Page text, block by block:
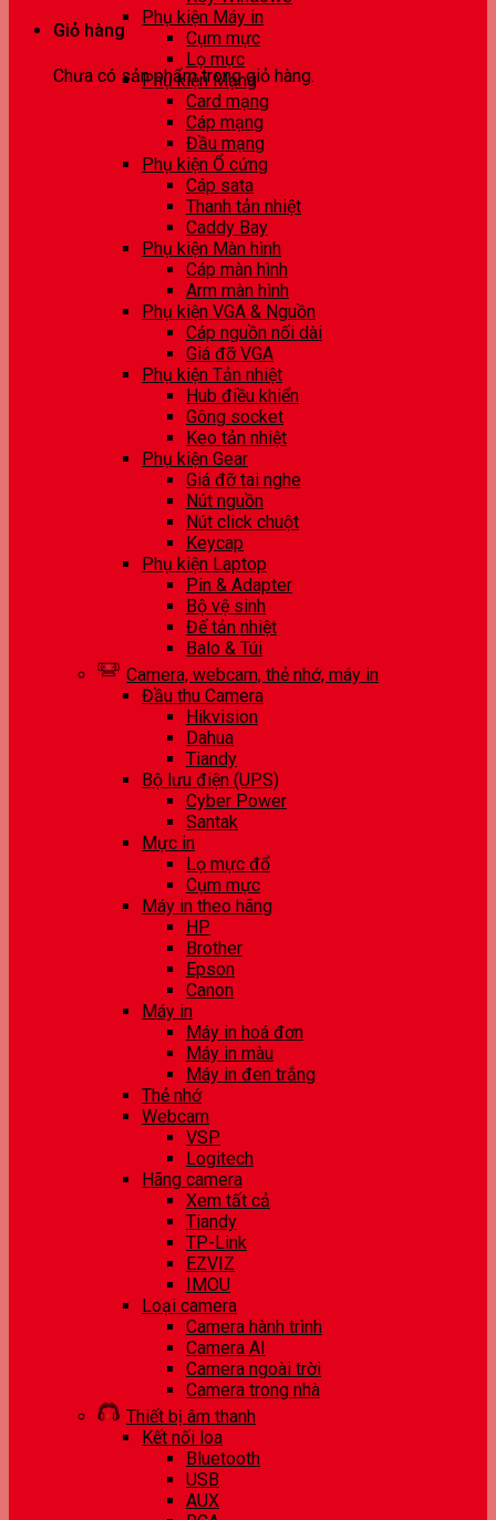
Giỏ hàng
Chưa có sản phẩm trong giỏ hàng.
Phụ kiện Máy in
Cụm mực
Lọ mực
Phụ kiện Mạng
Card mạng
Cáp mạng
Đầu mạng
Phụ kiện Ổ cứng
Cáp sata
Thanh tản nhiệt
Caddy Bay
Phụ kiện Màn hình
Cáp màn hình
Arm màn hình
Phụ kiện VGA & Nguồn
Cáp nguồn nối dài
Giá đỡ VGA
Phụ kiện Tản nhiệt
Hub điều khiển
Gông socket
Keo tản nhiệt
Phụ kiện Gear
Giá đỡ tai nghe
Nút nguồn
Nút click chuột
Keycap
Phụ kiện Laptop
Pin & Adapter
Bộ vệ sinh
Đế tản nhiệt
Balo & Túi
Camera, webcam, thẻ nhớ, máy in
Đầu thu Camera
Hikvision
Dahua
Tiandy
Bộ lưu điện (UPS)
Cyber Power
Santak
Mực in
Lọ mực đổ
Cụm mực
Máy in theo hãng
HP
Brother
Epson
Canon
Máy in
Máy in hoá đơn
Máy in màu
Máy in đen trắng
Thẻ nhớ
Webcam
VSP
Logitech
Hãng camera
Xem tất cả
Tiandy
TP-Link
EZVIZ
IMOU
Loại camera
Camera hành trình
Camera AI
Camera ngoài trời
Camera trong nhà
Thiết bị âm thanh
Kết nối loa
Bluetooth
USB
AUX